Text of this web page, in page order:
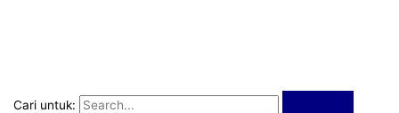
Cari untuk: